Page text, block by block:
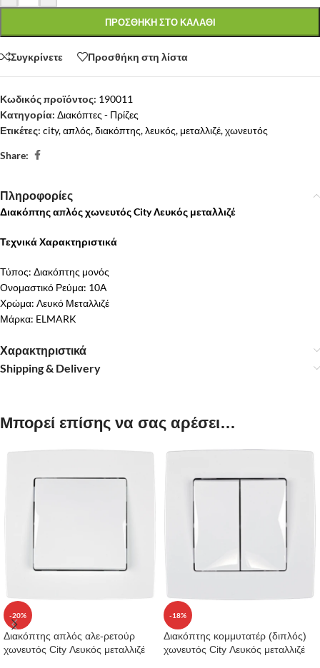
ΠΡΟΣΘΗΚΗ ΣΤΟ ΚΑΛΑΘΙ
Συγκρίνετε Προσθήκη στη λίστα
Κωδικός προϊόντος: 190011
Κατηγορία: Διακόπτες - Πρίζες
Ετικέτες: city,απλός,διακόπτης,λευκός, μεταλλιζέ,χωνευτός
Share:
Πληροφορίες
Διακόπτης απλός χωνευτός City Λευκός μεταλλιζέ
Τεχνικά Χαρακτηριστικά
Τύπος: Διακόπτης μονός
Ονομαστικό Ρεύμα: 10Α
Χρώμα: Λευκό Μεταλλιζέ
Μάρκα: ELMARK
Χαρακτηριστικά
Shipping & Delivery
Μπορεί επίσης να σας αρέσει…
-20%
Διακόπτης απλός αλε-ρετούρ
χωνευτός City Λευκός μεταλλιζέ
-18%
Διακόπτης κομμυτατέρ (διπλός)
χωνευτός City Λευκός μεταλλιζέ